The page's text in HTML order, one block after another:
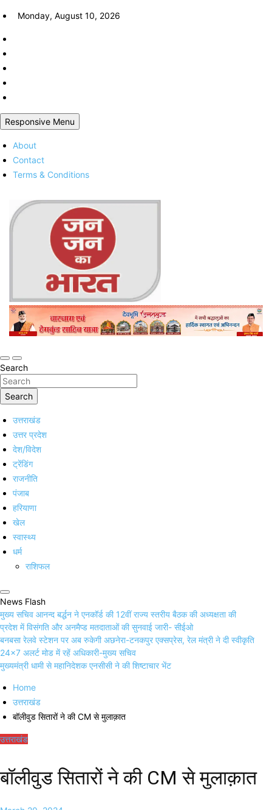
Skip
content
Monday, August 10, 2026
Responsive Menu
About
Contact
Terms & Conditions
Jan Jan Ka Bharat
Online Trending Hindi News Website
Search
Search
उत्तराखंड
उत्तर प्रदेश
देश/विदेश
ट्रेंडिंग
राजनीति
पंजाब
हरियाणा
खेल
स्वास्थ्य
धर्म
राशिफल
News Flash
मुख्य सचिव आनन्द बर्द्धन ने एनकॉर्ड की 12वीं राज्य स्तरीय बैठक की अध्यक्षता की
प्रदेश में विसंगति और अनमैप्ड मतदाताओं की सुनवाई जारी- सीईओ
बनबसा रेलवे स्टेशन पर अब रुकेगी अछनेरा-टनकपुर एक्सप्रेस, रेल मंत्री ने दी स्वीकृति
24×7 अलर्ट मोड में रहें अधिकारी-मुख्य सचिव
मुख्यमंत्री धामी से महानिदेशक एनसीसी ने की शिष्टाचार भेंट
Home
उत्तराखंड
बॉलीवुड सितारों ने की CM से मुलाक़ात
उत्तराखंड
बॉलीवुड सितारों ने की CM से मुलाक़ात